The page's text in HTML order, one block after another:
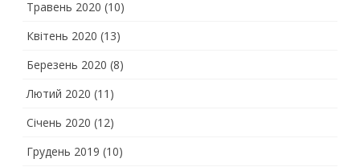
Травень 2020 (10)
Квітень 2020 (13)
Березень 2020 (8)
Лютий 2020 (11)
Січень 2020 (12)
Грудень 2019 (10)